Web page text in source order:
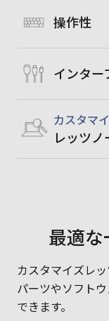
操作性
インター
カスタマ
レッツ
最適
カスタマイズレ
パーツやソフト
できます。